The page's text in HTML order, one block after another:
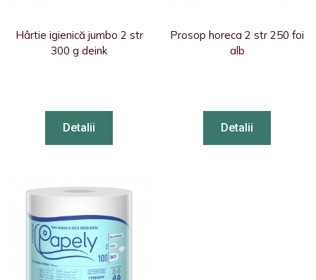
Hârtie igienică jumbo 2 str
300 g deink
Detalii
Prosop horeca 2 str 250 foi
alb
Detalii